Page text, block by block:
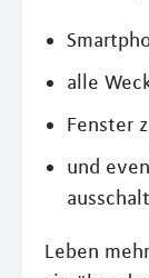
alle
Fenster
und
Leben